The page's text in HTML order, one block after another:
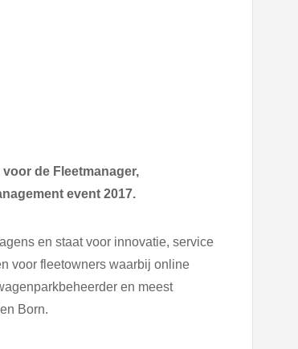
de Fleetmanager,
event 2017.
en staat voor innovatie, service
voor fleetowners waarbij online
en meest
Born.